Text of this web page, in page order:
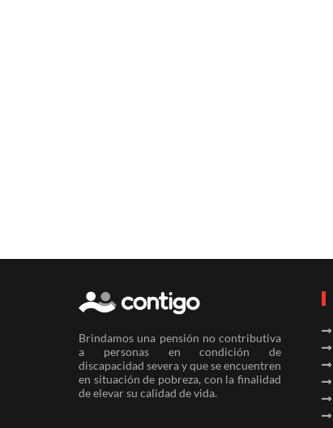
Brindamos una pensión no contributiva
a personas en condición de
discapacidad severa y que se encuentren
en situación de pobreza, con la finalidad
de elevar su calidad de vida.